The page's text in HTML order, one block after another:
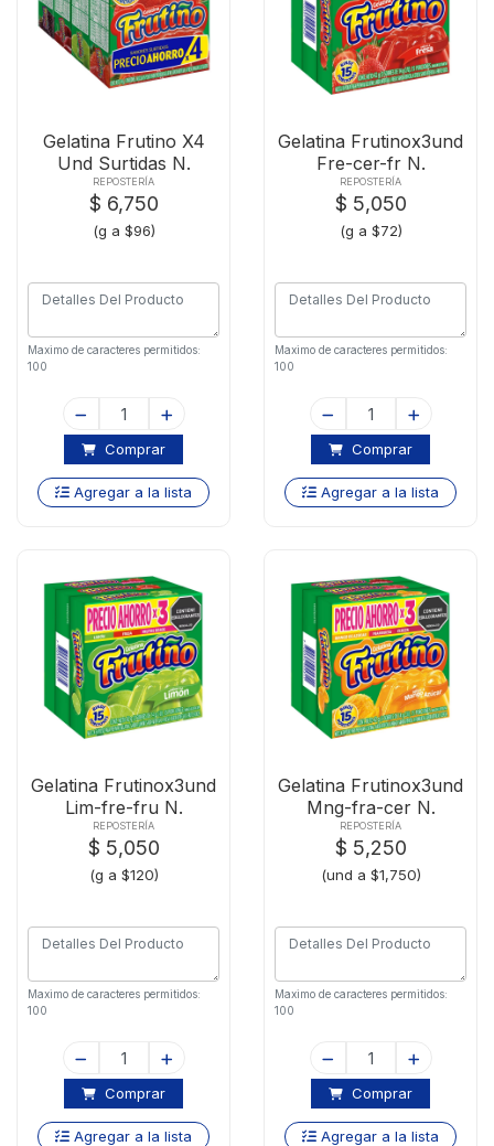
Gelatina Frutino X4
Und Surtidas N.
REPOSTERÍA
$ 6,750
(g a $96)
Maximo de caracteres permitidos:
100
Comprar
Agregar a la lista
Gelatina Frutinox3und
Fre-cer-fr N.
REPOSTERÍA
$ 5,050
(g a $72)
Maximo de caracteres permitidos:
100
Comprar
Agregar a la lista
Gelatina Frutinox3und
Lim-fre-fru N.
REPOSTERÍA
$ 5,050
(g a $120)
Maximo de caracteres permitidos:
100
Comprar
Agregar a la lista
Gelatina Frutinox3und
Mng-fra-cer N.
REPOSTERÍA
$ 5,250
(und a $1,750)
Maximo de caracteres permitidos:
100
Comprar
Agregar a la lista